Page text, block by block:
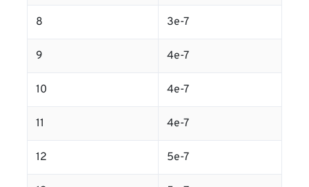
8 3e-7
9 4e-7
10 4e-7
11 4e-7
12 5e-7